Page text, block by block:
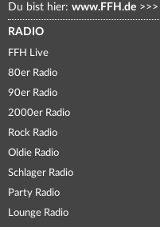
Du bist hier: www.FFH.de >>>
RADIO
FFH Live
80er Radio
90er Radio
2000er Radio
Rock Radio
Oldie Radio
Schlager Radio
Party Radio
Lounge Radio